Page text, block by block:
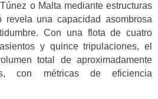
o Malta mediante estructuras
revela una capacidad asombrosa
Con una flota de cuatro
y quince tripulaciones, el
total de aproximadamente
con métricas de eficiencia